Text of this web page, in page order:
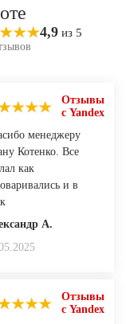
4,9 из 5
Отзывы
с Yandex
менеджеру
Котенко. Все
как
и в
А.
Отзывы
с Yandex